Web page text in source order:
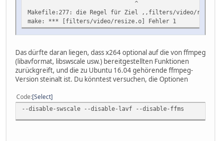
^
Makefile:277: die Regel für Ziel ,,filters/video/
make: *** [filters/video/resize.o] Fehler 1
Das dürfte daran liegen, dass x264 optional auf die von ffmpeg
(libavformat, libswscale usw.) bereitgestellten Funktionen
zurückgreift, und die zu Ubuntu 16.04 gehörende ffmpeg-
Version steinalt ist. Du könntest versuchen, die Optionen
Code Select
--disable-swscale --disable-lavf --disable-ffms